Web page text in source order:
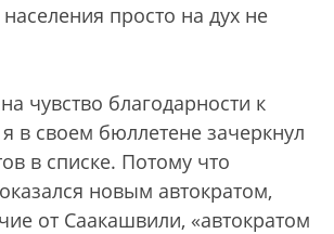
просто на дух не
чувство благодарности к
в своем бюллетене зачеркнул
в списке. Потому что
новым автократом,
от Саакашвили, «автократом